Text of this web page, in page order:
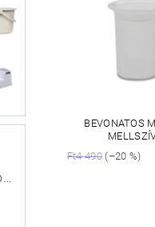
Inglesina Quid3 Orbital Grey sport babakocsi
BEVONATOS
Ft4 490 (–20 %)